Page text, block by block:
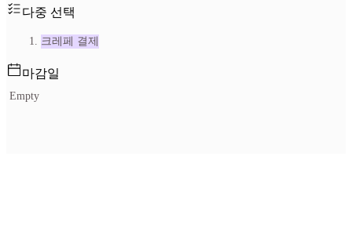
다중 선택
크레페 결제
마감일
Empty